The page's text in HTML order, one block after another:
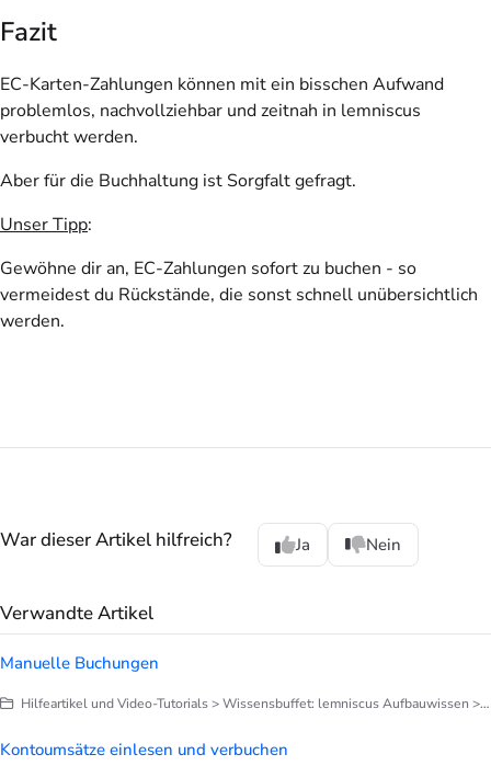
Fazit
EC-Karten-Zahlungen können mit ein bisschen Aufwand
problemlos, nachvollziehbar und zeitnah in lemniscus
verbucht werden.
Aber für die Buchhaltung ist Sorgfalt gefragt.
Unser Tipp:
Gewöhne dir an, EC-Zahlungen sofort zu buchen - so
vermeidest du Rückstände, die sonst schnell unübersichtlich
werden.
War dieser Artikel hilfreich? Ja Nein
Verwandte Artikel
Manuelle Buchungen
Hilfeartikel und Video-Tutorials > Wissensbuffet: lemniscus Aufbauwissen > Finanzen > Finanzen - Allgemeine Infos
Kontoumsätze einlesen und verbuchen